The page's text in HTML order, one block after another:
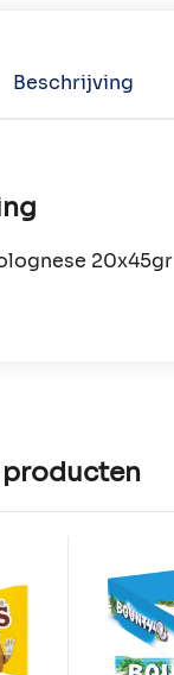
Beschrijving
20x45gr
producten